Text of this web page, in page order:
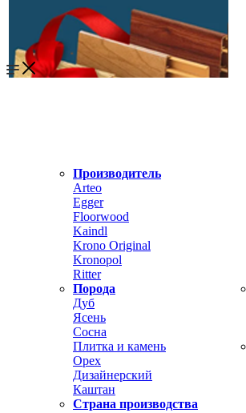
Производитель
Arteo
Egger
Floorwood
Kaindl
Krono Original
Kronopol
Ritter
Порода
Дуб
Ясень
Сосна
Плитка и камень
Орех
Дизайнерский
Каштан
Страна производства